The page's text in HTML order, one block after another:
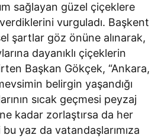
sağlayan güzel çiçeklere
vurguladı. Başkent
şartlar göz önüne alınarak,
dayanıklı çiçeklerin
Başkan Gökçek, “Ankara,
belirgin yaşandığı
sıcak geçmesi peyzaj
ne kadar zorlaştırsa da her
yaz da vatandaşlarımıza